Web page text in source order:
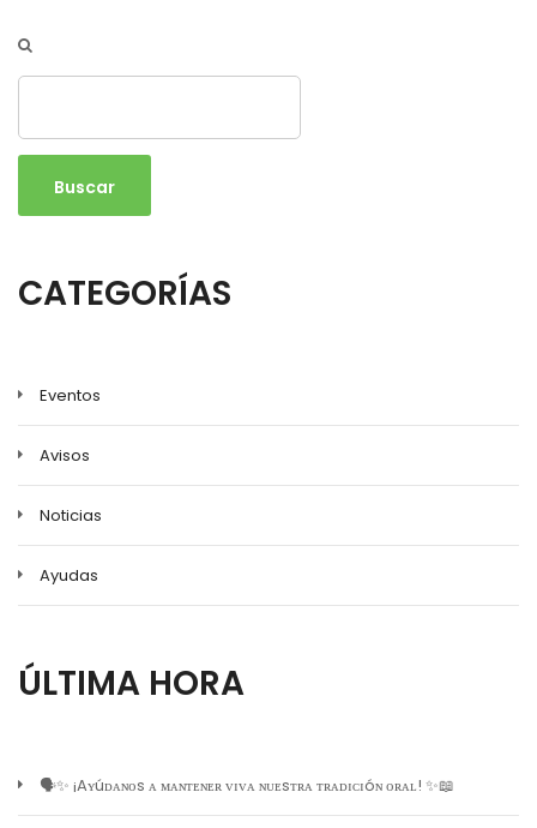
CATEGORÍAS
Eventos
Avisos
Noticias
Ayudas
ÚLTIMA HORA
🗣️✨ ¡Aʏúᴅᴀɴᴏs ᴀ ᴍᴀɴᴛᴇɴᴇʀ ᴠɪᴠᴀ ɴᴜᴇsᴛʀᴀ ᴛʀᴀᴅɪᴄɪóɴ ᴏʀᴀʟ! ✨📖